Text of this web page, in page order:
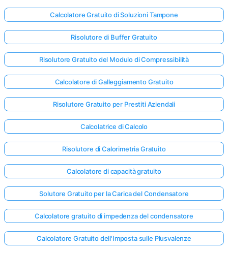
Accedi
qui!
Calcolatore Gratuito di Soluzioni Tampone
Risolutore di Buffer Gratuito
Risolutore Gratuito del Modulo di Compressibilità
Calcolatore di Galleggiamento Gratuito
Risolutore Gratuito per Prestiti Aziendali
Calcolatrice di Calcolo
Risolutore di Calorimetria Gratuito
Calcolatore di capacità gratuito
Solutore Gratuito per la Carica del Condensatore
Calcolatore gratuito di impedenza del condensatore
Calcolatore Gratuito dell'Imposta sulle Plusvalenze